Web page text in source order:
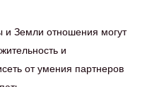
и Земли отношения могут
и
от умения партнеров